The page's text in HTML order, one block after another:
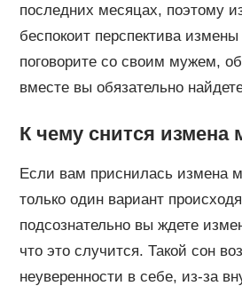
последних месяцах, поэтому
беспокоит перспектива
поговорите со своим мужем,
вместе вы обязательно
К чему снится измена
Если вам приснилась измена
только один вариант
подсознательно вы ждете
что это случится. Такой сон
неуверенности в себе, из-за